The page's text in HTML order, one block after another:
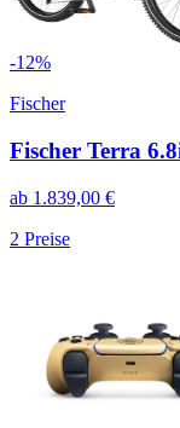
-12%
Fischer
Fischer Terra
ab 1.839,00 €
2 Preise